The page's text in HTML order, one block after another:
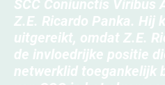
SCC Coniunctis Viribus
Z.E. Ricardo Panka. Hij
uitgereikt, omdat Z.E.
de invloedrijke positie
netwerklid toegankelijk